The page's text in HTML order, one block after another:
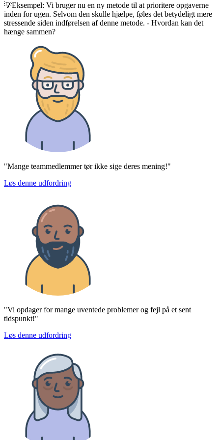
💡Eksempel: Vi bruger nu en ny metode til at prioritere opgaverne
inden for ugen. Selvom den skulle hjælpe, føles det betydeligt mere
stressende siden indførelsen af denne metode. - Hvordan kan det
hænge sammen?
"Mange teammedlemmer tør ikke sige deres mening!"
Løs denne udfordring
"Vi opdager for mange uventede problemer og fejl på et sent
tidspunkt!"
Løs denne udfordring